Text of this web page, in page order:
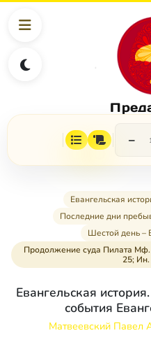
−
Евангельская
Последние дни
Шестой день –
Продолжение суда Пилата Мф.
25; Ин.
Евангельская
события
Матвеевский Павел